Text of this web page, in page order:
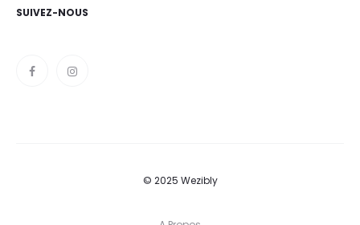
SUIVEZ-NOUS
© 2025 Wezibly